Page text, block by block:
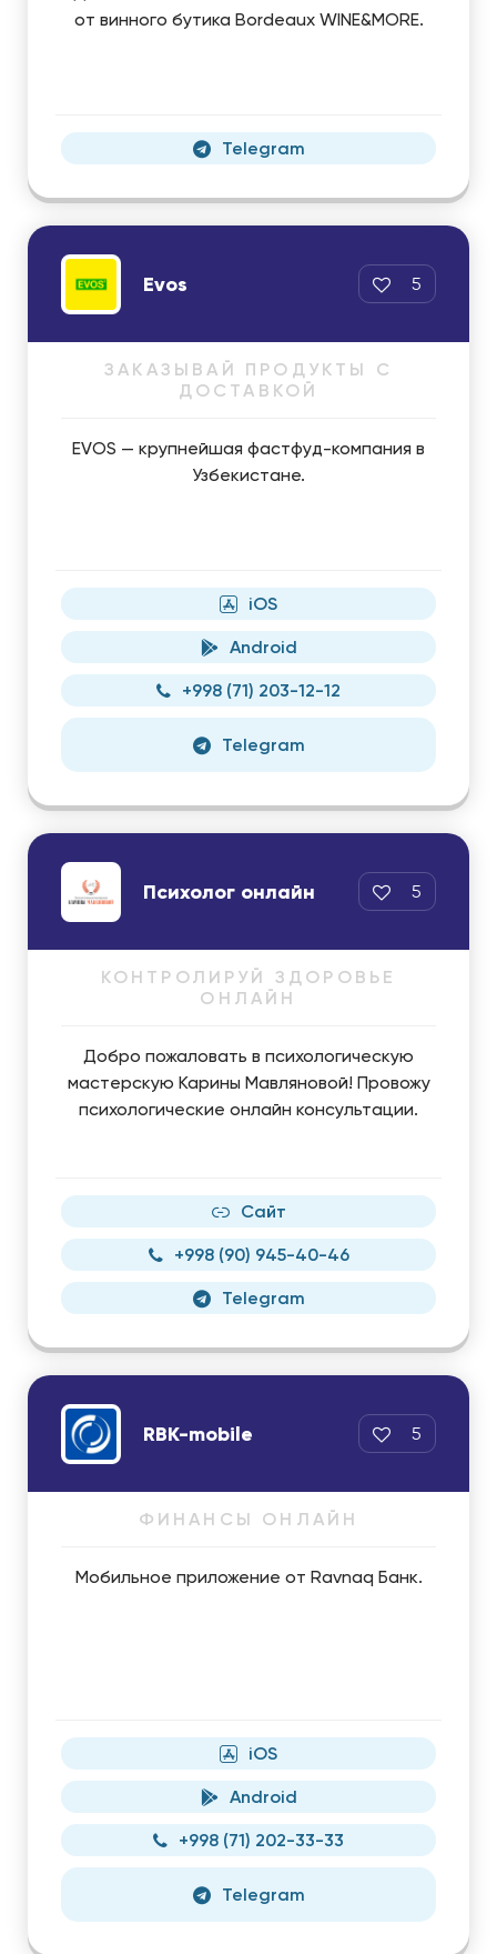
от винного бутика Bordeaux WINE&MORE.
Telegram
Evos 5
ЗАКАЗЫВАЙ ПРОДУКТЫ С
ДОСТАВКОЙ
EVOS — крупнейшая фастфуд-компания в
Узбекистане.
iOS
Android
+998 (71) 203-12-12
Telegram
Психолог онлайн 5
КОНТРОЛИРУЙ ЗДОРОВЬЕ
ОНЛАЙН
Добро пожаловать в психологическую
мастерскую Карины Мавляновой! Провожу
психологические онлайн консультации.
Сайт
+998 (90) 945-40-46
Telegram
RBK-mobile 5
ФИНАНСЫ ОНЛАЙН
Мобильное приложение от Ravnaq Банк.
iOS
Android
+998 (71) 202-33-33
Telegram